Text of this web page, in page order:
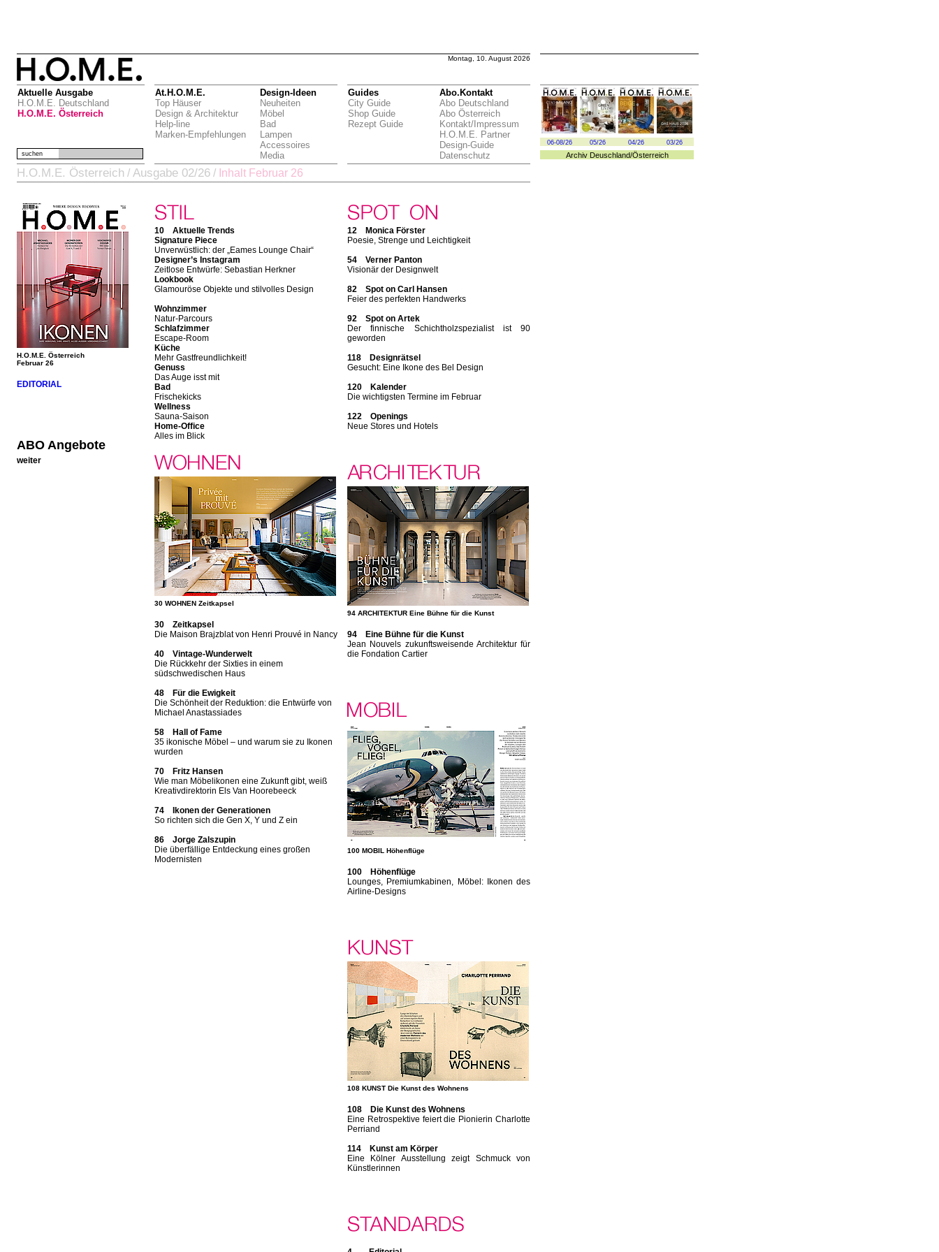
Montag, 10. August 2026
Aktuelle Ausgabe
H.O.M.E. Deutschland
H.O.M.E. Österreich
At.H.O.M.E.
Top Häuser
Design & Architektur
Help-line
Marken-Empfehlungen
Design-Ideen
Neuheiten
Möbel
Bad
Lampen
Accessoires
Media
Guides
City Guide
Shop Guide
Rezept Guide
Abo.Kontakt
Abo Deutschland
Abo Österreich
Kontakt/Impressum
H.O.M.E. Partner
Design-Guide
Datenschutz
06-08/26 05/26 04/26 03/26
Archiv Deuschland/Österreich
suchen
H.O.M.E. Österreich / Ausgabe 02/26 / Inhalt Februar 26
H.O.M.E. Österreich
Februar 26
EDITORIAL
ABO Angebote
weiter
10 Aktuelle Trends
Signature Piece
Unverwüstlich: der „Eames Lounge Chair“
Designer’s Instagram
Zeitlose Entwürfe: Sebastian Herkner
Lookbook
Glamouröse Objekte und stilvolles Design
Wohnzimmer
Natur-Parcours
Schlafzimmer
Escape-Room
Küche
Mehr Gastfreundlichkeit!
Genuss
Das Auge isst mit
Bad
Frischekicks
Wellness
Sauna-Saison
Home-Office
Alles im Blick
30 WOHNEN Zeitkapsel
30 Zeitkapsel
Die Maison Brajzblat von Henri Prouvé in Nancy
40 Vintage-Wunderwelt
Die Rückkehr der Sixties in einem
südschwedischen Haus
48 Für die Ewigkeit
Die Schönheit der Reduktion: die Entwürfe von
Michael Anastassiades
58 Hall of Fame
35 ikonische Möbel – und warum sie zu Ikonen
wurden
70 Fritz Hansen
Wie man Möbelikonen eine Zukunft gibt, weiß
Kreativdirektorin Els Van Hoorebeeck
74 Ikonen der Generationen
So richten sich die Gen X, Y und Z ein
86 Jorge Zalszupin
Die überfällige Entdeckung eines großen
Modernisten
12 Monica Förster
Poesie, Strenge und Leichtigkeit
54 Verner Panton
Visionär der Designwelt
82 Spot on Carl Hansen
Feier des perfekten Handwerks
92 Spot on Artek
Der finnische Schichtholzspezialist ist 90
geworden
118 Designrätsel
Gesucht: Eine Ikone des Bel Design
120 Kalender
Die wichtigsten Termine im Februar
122 Openings
Neue Stores und Hotels
94 ARCHITEKTUR Eine Bühne für die Kunst
94 Eine Bühne für die Kunst
Jean Nouvels zukunftsweisende Architektur für
die Fondation Cartier
100 MOBIL Höhenflüge
100 Höhenflüge
Lounges, Premiumkabinen, Möbel: Ikonen des
Airline-Designs
108 KUNST Die Kunst des Wohnens
108 Die Kunst des Wohnens
Eine Retrospektive feiert die Pionierin Charlotte
Perriand
114 Kunst am Körper
Eine Kölner Ausstellung zeigt Schmuck von
Künstlerinnen